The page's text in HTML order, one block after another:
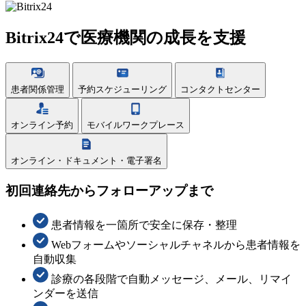
Bitrix24で医療機関の成長を支援
患者関係管理 予約スケジューリング コンタクトセンター
オンライン予約 モバイルワークプレース
オンライン・ドキュメント・電子署名
初回連絡先からフォローアップまで
患者情報を一箇所で安全に保存・整理
Webフォームやソーシャルチャネルから患者情報を
自動収集
診療の各段階で自動メッセージ、メール、リマイ
ンダーを送信